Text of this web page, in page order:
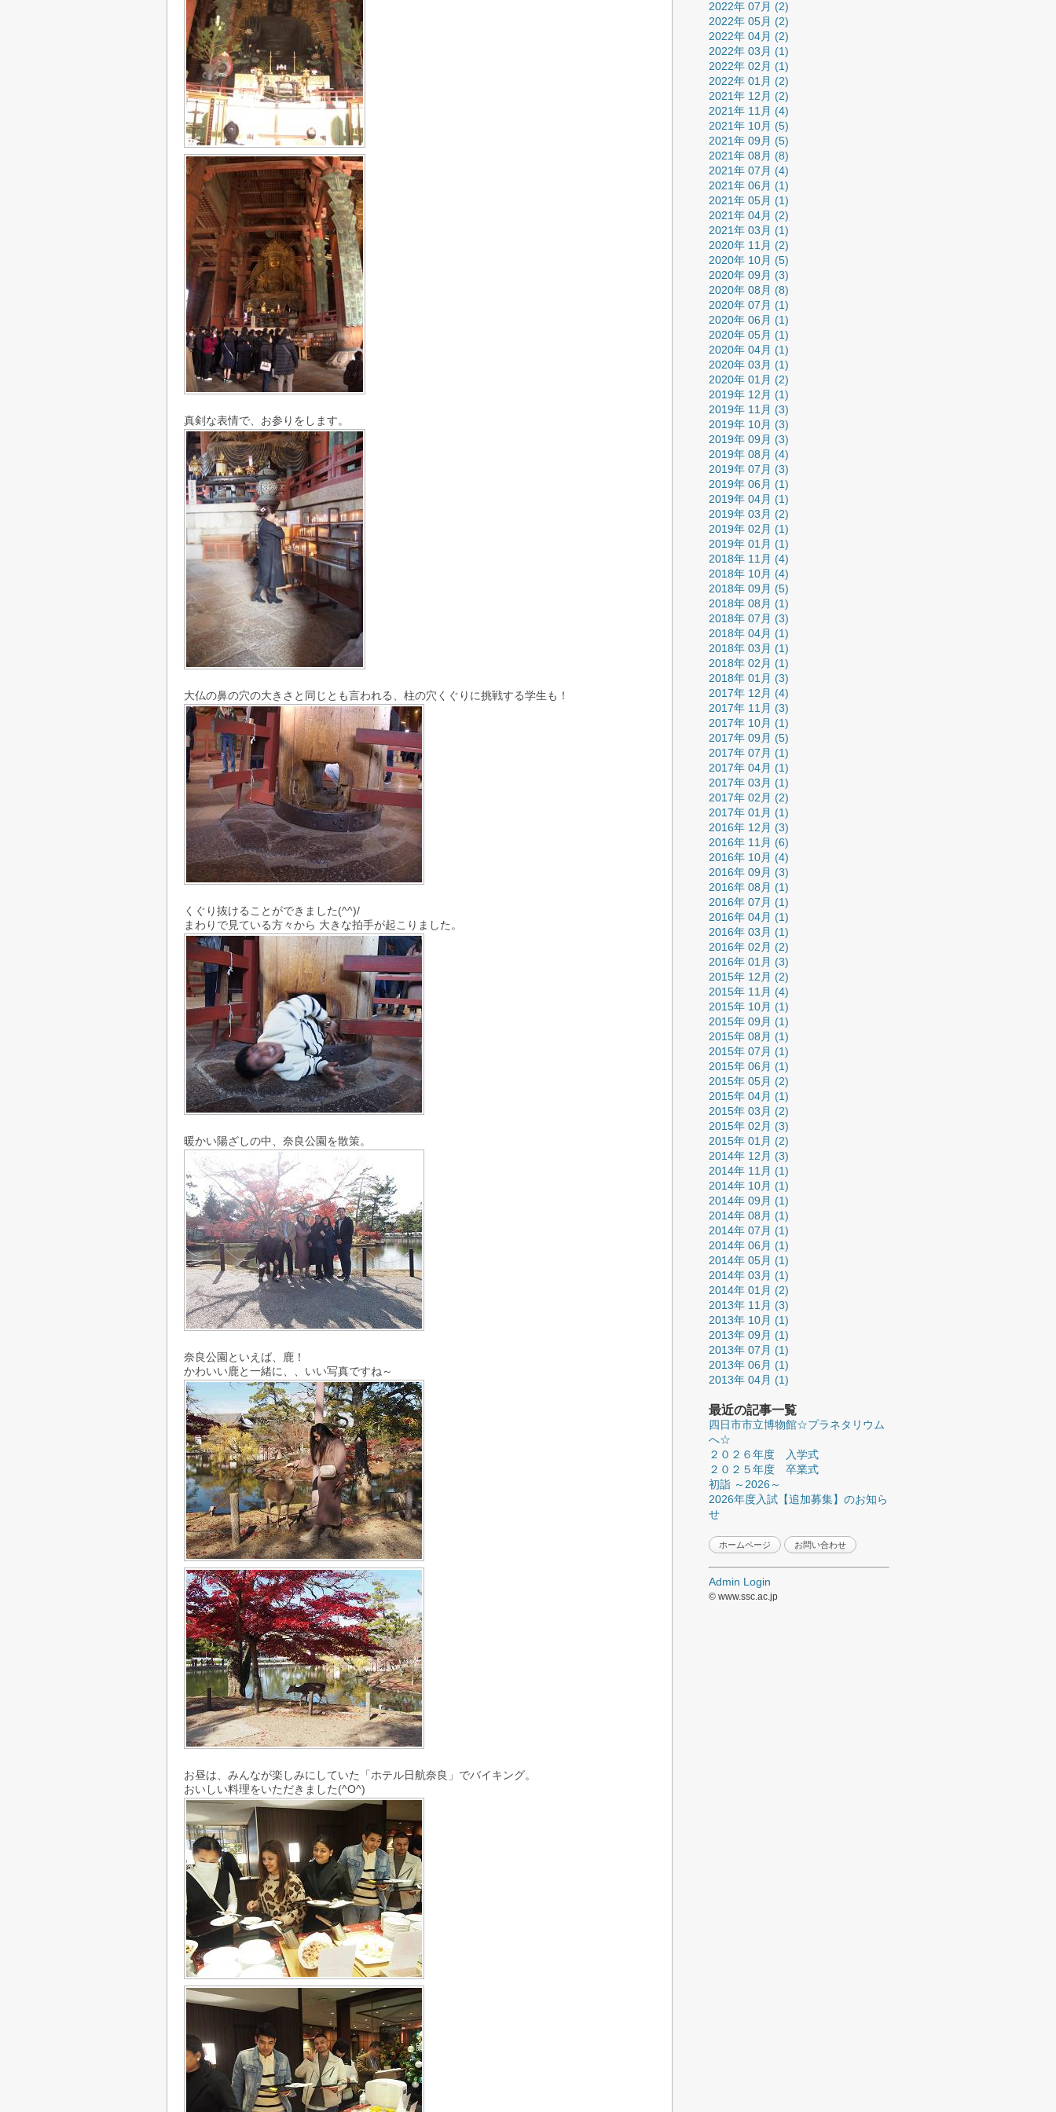
2022年 07月 (2)
2022年 05月 (2)
2022年 04月 (2)
2022年 03月 (1)
2022年 02月 (1)
2022年 01月 (2)
2021年 12月 (2)
2021年 11月 (4)
2021年 10月 (5)
2021年 09月 (5)
2021年 08月 (8)
2021年 07月 (4)
2021年 06月 (1)
2021年 05月 (1)
2021年 04月 (2)
2021年 03月 (1)
2020年 11月 (2)
2020年 10月 (5)
2020年 09月 (3)
2020年 08月 (8)
2020年 07月 (1)
2020年 06月 (1)
2020年 05月 (1)
2020年 04月 (1)
2020年 03月 (1)
2020年 01月 (2)
2019年 12月 (1)
2019年 11月 (3)
2019年 10月 (3)
2019年 09月 (3)
2019年 08月 (4)
2019年 07月 (3)
2019年 06月 (1)
2019年 04月 (1)
2019年 03月 (2)
2019年 02月 (1)
2019年 01月 (1)
2018年 11月 (4)
2018年 10月 (4)
2018年 09月 (5)
2018年 08月 (1)
2018年 07月 (3)
2018年 04月 (1)
2018年 03月 (1)
2018年 02月 (1)
2018年 01月 (3)
2017年 12月 (4)
2017年 11月 (3)
2017年 10月 (1)
2017年 09月 (5)
2017年 07月 (1)
2017年 04月 (1)
2017年 03月 (1)
2017年 02月 (2)
2017年 01月 (1)
2016年 12月 (3)
2016年 11月 (6)
2016年 10月 (4)
2016年 09月 (3)
2016年 08月 (1)
2016年 07月 (1)
2016年 04月 (1)
2016年 03月 (1)
2016年 02月 (2)
2016年 01月 (3)
2015年 12月 (2)
2015年 11月 (4)
2015年 10月 (1)
2015年 09月 (1)
2015年 08月 (1)
2015年 07月 (1)
2015年 06月 (1)
2015年 05月 (2)
2015年 04月 (1)
2015年 03月 (2)
2015年 02月 (3)
2015年 01月 (2)
2014年 12月 (3)
2014年 11月 (1)
2014年 10月 (1)
2014年 09月 (1)
2014年 08月 (1)
2014年 07月 (1)
2014年 06月 (1)
2014年 05月 (1)
2014年 03月 (1)
2014年 01月 (2)
2013年 11月 (3)
2013年 10月 (1)
2013年 09月 (1)
2013年 07月 (1)
2013年 06月 (1)
2013年 04月 (1)
最近の記事一覧
四日市市立博物館☆プラネタリウム
へ☆
２０２６年度 入学式
２０２５年度 卒業式
初詣 ～2026～
2026年度入試【追加募集】のお知ら
せ
ホームページ お問い合わせ
Admin Login
© www.ssc.ac.jp
真剣な表情で、お参りをします。
大仏の鼻の穴の大きさと同じとも言われる、柱の穴くぐりに挑戦する学生も！
くぐり抜けることができました(^^)/
まわりで見ている方々から 大きな拍手が起こりました。
暖かい陽ざしの中、奈良公園を散策。
奈良公園といえば、鹿！
かわいい鹿と一緒に、、いい写真ですね～
お昼は、みんなが楽しみにしていた「ホテル日航奈良」でバイキング。
おいしい料理をいただきました(^O^)